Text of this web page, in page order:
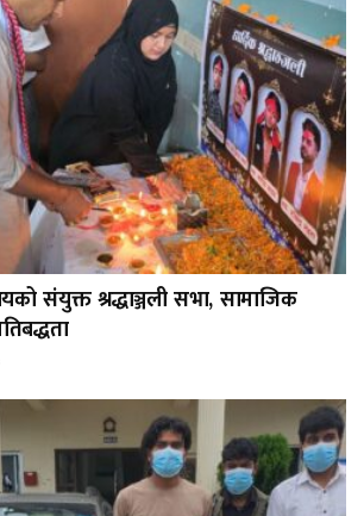
संयुक्त श्रद्धाञ्जली सभा, सामाजिक